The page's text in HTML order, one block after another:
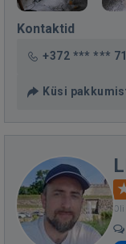
Kontaktid
+372 *** *** 71
Küsi